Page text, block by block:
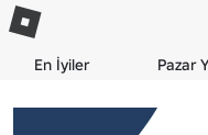
En İyiler Pazar